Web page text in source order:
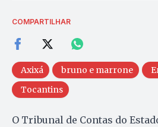
COMPARTILHAR
Axixá bruno e marrone
Tocantins
O Tribunal de Contas do